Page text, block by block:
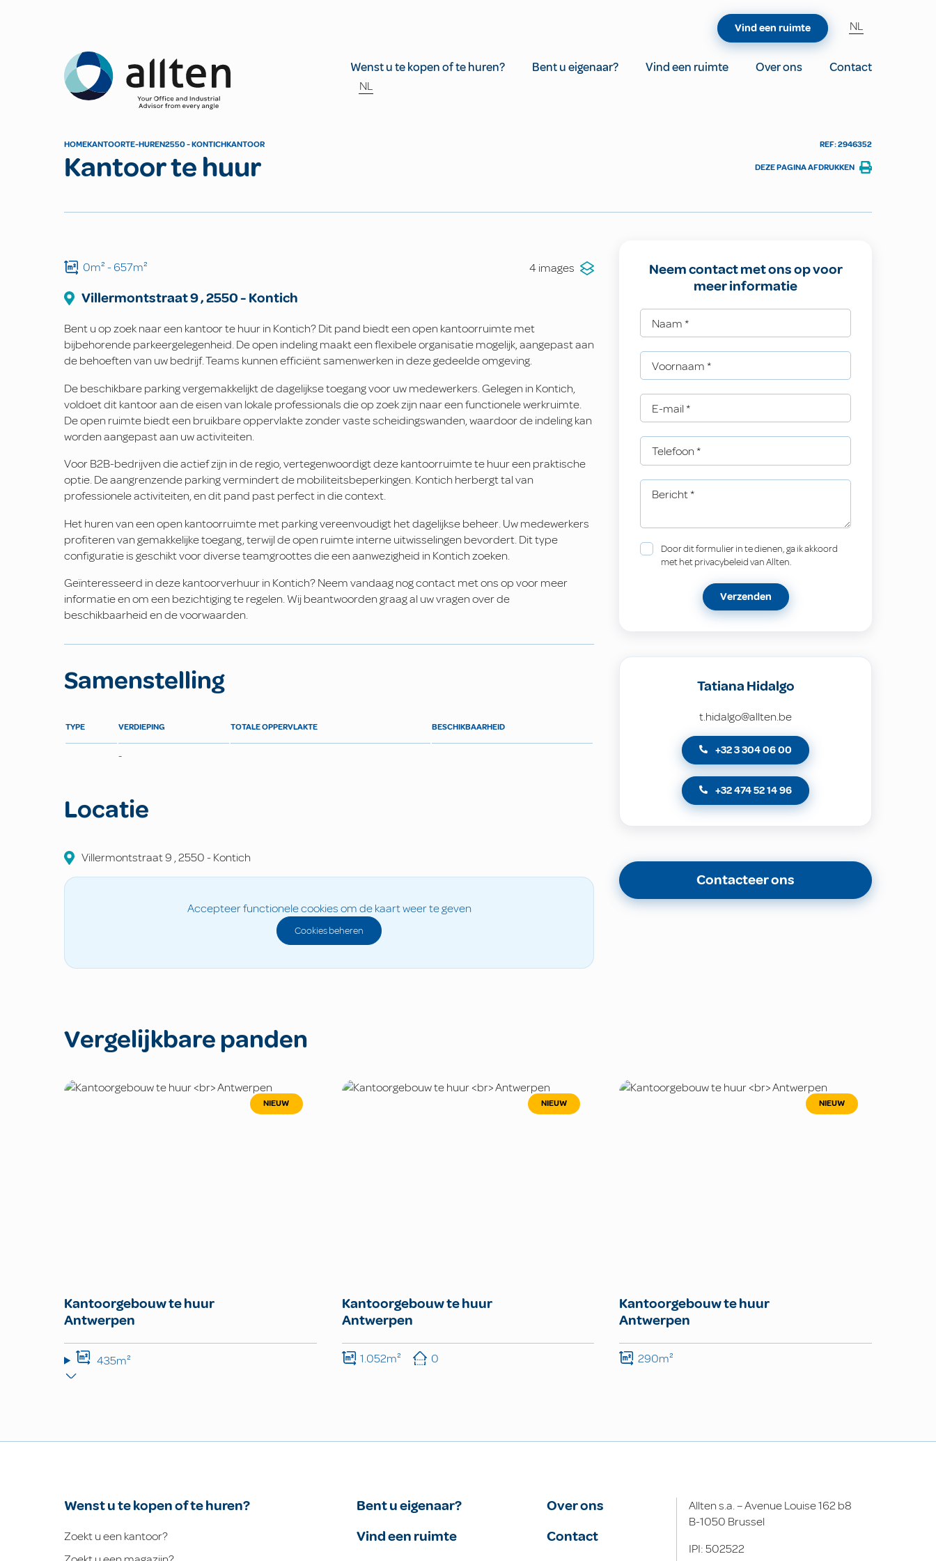
Allten
Wenst u te kopen of te huren? Bent u eigenaar? Vind een ruimte Over ons
Contact
NL
Vind een ruimte NL
HOMEKANTOORTE-HUREN2550 - KONTICHKANTOOR
Kantoor te huur
REF: 2946352
DEZE PAGINA AFDRUKKEN
0m²- 657m² 4 images
Villermontstraat 9,2550- Kontich
Bent u op zoek naar een kantoor te huur in Kontich? Dit pand biedt een open kantoorruimte met
bijbehorende parkeergelegenheid. De open indeling maakt een flexibele organisatie mogelijk, aangepast aan
de behoeften van uw bedrijf. Teams kunnen efficiënt samenwerken in deze gedeelde omgeving.
De beschikbare parking vergemakkelijkt de dagelijkse toegang voor uw medewerkers. Gelegen in Kontich,
voldoet dit kantoor aan de eisen van lokale professionals die op zoek zijn naar een functionele werkruimte.
De open ruimte biedt een bruikbare oppervlakte zonder vaste scheidingswanden, waardoor de indeling kan
worden aangepast aan uw activiteiten.
Voor B2B-bedrijven die actief zijn in de regio, vertegenwoordigt deze kantoorruimte te huur een praktische
optie. De aangrenzende parking vermindert de mobiliteitsbeperkingen. Kontich herbergt tal van
professionele activiteiten, en dit pand past perfect in die context.
Het huren van een open kantoorruimte met parking vereenvoudigt het dagelijkse beheer. Uw medewerkers
profiteren van gemakkelijke toegang, terwijl de open ruimte interne uitwisselingen bevordert. Dit type
configuratie is geschikt voor diverse teamgroottes die een aanwezigheid in Kontich zoeken.
Geïnteresseerd in deze kantoorverhuur in Kontich? Neem vandaag nog contact met ons op voor meer
informatie en om een bezichtiging te regelen. Wij beantwoorden graag al uw vragen over de
beschikbaarheid en de voorwaarden.
Samenstelling
TYPE VERDIEPING TOTALE OPPERVLAKTE BESCHIKBAARHEID
-
Locatie
Villermontstraat 9 ,2550-Kontich
Accepteer functionele cookies om de kaart weer te geven
Cookies beheren
Neem contact met ons op voor
meer informatie
Naam *
Voornaam *
E-mail *
Telefoon *
Bericht*
Door dit formulier in te dienen, ga ik akkoord
met het privacybeleid van Allten.
Verzenden
Tatiana Hidalgo
t.hidalgo@allten.be
+32 3 304 06 00
+32 474 52 14 96
Contacteer ons
Vergelijkbare panden
NIEUW
Kantoorgebouw te huur
Antwerpen
435m²
NIEUW
Kantoorgebouw te huur
Antwerpen
1.052m² 0
NIEUW
Kantoorgebouw te huur
Antwerpen
290m²
Wenst u te kopen of te huren?
Zoekt u een kantoor?
Bent u eigenaar?
Vind een ruimte
Over ons
Contact
Allten s.a. – Avenue Louise 162 b8
B-1050 Brussel
IPI: 502522